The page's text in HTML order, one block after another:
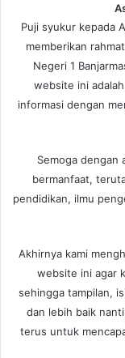
Puji syukur kepada
memberikan
Negeri 1
website ini
informasi dengan
Semoga dengan
bermanfaat,
pendidikan, ilmu
Akhirnya kami
website ini agar
sehingga tampilan,
dan lebih baik
terus untuk